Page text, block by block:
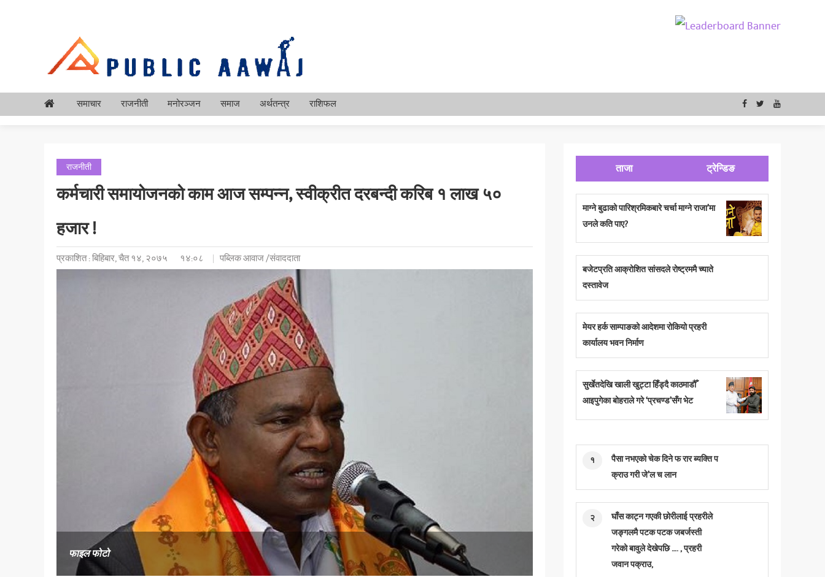
समाचार राजनीती मनोरञ्जन समाज अर्थतन्त्र राशिफल
राजनीती
कर्मचारी समायोजनको काम आज सम्पन्न, स्वीक्रीत दरबन्दी करिब १ लाख ५०
हजार !
प्रकाशित : बिहिबार, चैत १४, २०७५ १४:०८ पब्लिक आवाज /संवाददाता
फाइल फोटो
ताजा ट्रेन्डिङ
माग्ने बुढाको पारिश्रमिकबारे चर्चा माग्ने राजा’मा
उनले कति पाए?
बजेटप्रति आक्रोशित सांसदले रोष्ट्रममै च्याते
दस्तावेज
मेयर हर्क साम्पाङको आदेशमा रोकियो प्रहरी
कार्यालय भवन निर्माण
सुर्खेतदेखि खाली खुट्टा हिँड्दै काठमाडौँ
आइपुगेका बोहराले गरे ‘प्रचण्ड’सँग भेट
१
पैसा नभएको चेक दिने फ रार ब्यक्ति प
क्राउ गरी जे’ल च लान
२
घाँस काट्न गएकी छोरीलाई प्रहरीले
जङ्गलमै पटक पटक जबर्जस्ती
गरेको बावुले देखेपछि …. , प्रहरी
जवान पक्राउ,